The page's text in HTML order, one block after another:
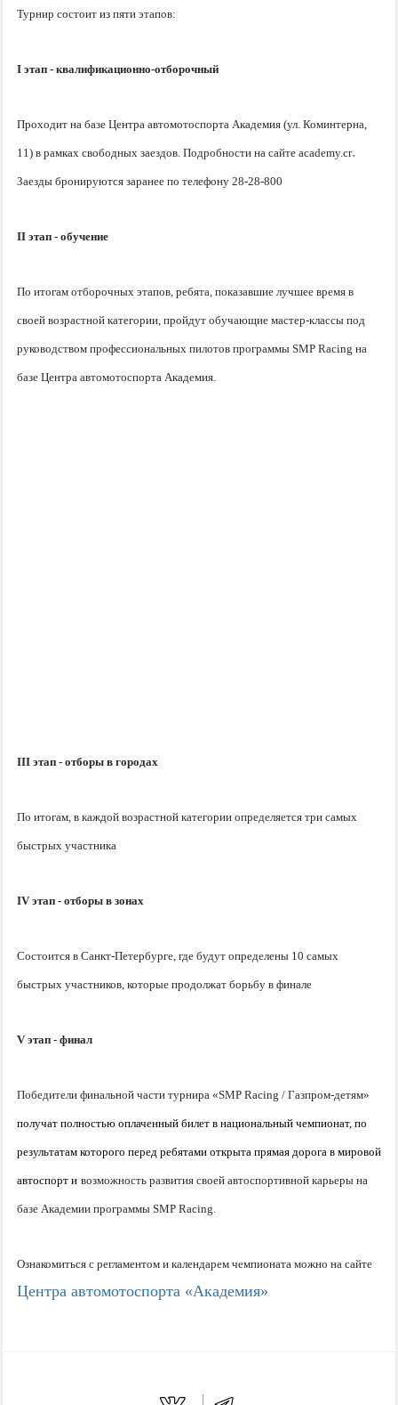
Турнир состоит из пяти этапов:
I этап - квалификационно-отборочный
Проходит на базе Центра автомотоспорта Академия (ул. Коминтерна,
11) в рамках свободных заездов. Подробности на сайте academy.cr.
Заезды бронируются заранее по телефону 28-28-800
II этап - обучение
По итогам отборочных этапов, ребята, показавшие лучшее время в
своей возрастной категории, пройдут обучающие мастер-классы под
руководством профессиональных пилотов программы SMP Racing на
базе Центра автомотоспорта Академия.
III этап - отборы в городах
По итогам, в каждой возрастной категории определяется три самых
быстрых участника
IVэтап - отборы в зонах
Состоится в Санкт-Петербурге, где будут определены 10 самых
быстрых участников, которые продолжат борьбу в финале
Vэтап - финал
Победители финальной части турнира «SMP Racing / Газпром-детям»
получат полностью оплаченный билет в национальный чемпионат, по
результатам которого перед ребятами открыта прямая дорога в мировой
автоспорт и возможность развития своей автоспортивной карьеры на
базе Академии программы SMP Racing.
Ознакомиться с регламентом и календарем чемпионата можно на сайте
Центра автомотоспорта «Академия»